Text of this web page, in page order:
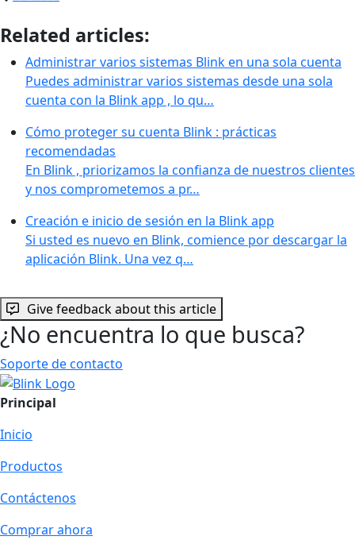
Related articles:
Administrar varios sistemas Blink en una sola cuenta
Puedes administrar varios sistemas desde una sola
cuenta con la Blink app , lo qu…
Cómo proteger su cuenta Blink : prácticas
recomendadas
En Blink , priorizamos la confianza de nuestros clientes
y nos comprometemos a pr…
Creación e inicio de sesión en la Blink app
Si usted es nuevo en Blink, comience por descargar la
aplicación Blink. Una vez q…
Give feedback about this article
¿No encuentra lo que busca?
Soporte de contacto
Principal
Inicio
Productos
Contáctenos
Comprar ahora